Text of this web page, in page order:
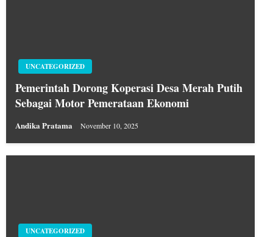
UNCATEGORIZED
Pemerintah Dorong Koperasi Desa Merah Putih
Sebagai Motor Pemerataan Ekonomi
Andika Pratama November 10, 2025
UNCATEGORIZED